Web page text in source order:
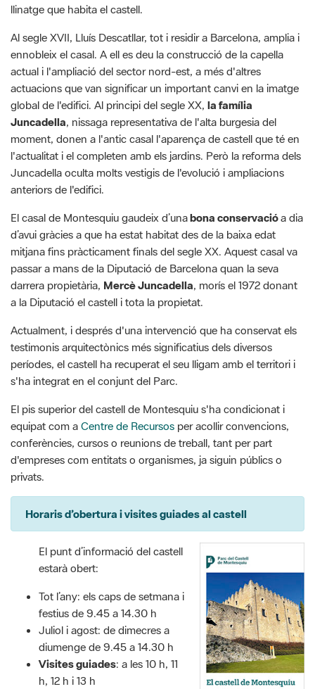
llinatge que habita el castell.
Al segle XVII, Lluís Descatllar, tot i residir a Barcelona, amplia i
ennobleix el casal. A ell es deu la construcció de la capella
actual i l'ampliació del sector nord-est, a més d'altres
actuacions que van significar un important canvi en la imatge
global de l'edifici. Al principi del segle XX, la família
Juncadella, nissaga representativa de l'alta burgesia del
moment, donen a l'antic casal l'aparença de castell que té en
l'actualitat i el completen amb els jardins. Però la reforma dels
Juncadella oculta molts vestigis de l'evolució i ampliacions
anteriors de l'edifici.
El casal de Montesquiu gaudeix d’unabona conservacióa dia
d’avui gràcies a que ha estat habitat des de la baixa edat
mitjana fins pràcticament finals del segle XX. Aquest casal va
passar a mans de la Diputació de Barcelona quan la seva
darrera propietària, Mercè Juncadella, morís el 1972 donant
a la Diputació el castell i tota la propietat.
Actualment, i després d'una intervenció que ha conservat els
testimonis arquitectònics més significatius dels diversos
períodes, el castell ha recuperat el seu lligam amb el territori i
s'ha integrat en el conjunt del Parc.
El pis superior del castell de Montesquiu s'ha condicionat i
equipat com a Centre de Recursos per acollir convencions,
conferències, cursos o reunions de treball, tant per part
d'empreses com entitats o organismes, ja siguin públics o
privats.
Horaris d’obertura i visites guiades al castell
El punt d’informació del castell
estarà obert:
Tot l’any: els caps de setmana i
festius de 9.45 a 14.30 h
Juliol i agost: de dimecres a
diumenge de 9.45 a 14.30 h
Visites guiades: a les 10 h, 11
h, 12 h i 13 h